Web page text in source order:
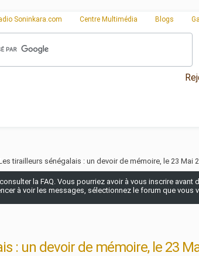
Soninkara.com Centre Multimédia Blogs
tirailleurs sénégalais : un devoir de mémoire, le 23 Mai
la FAQ. Vous pourriez avoir à vous inscrire
à voir les messages, sélectionnez le forum que
: un devoir de mémoire, le 23